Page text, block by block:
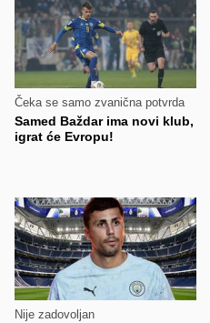
Čeka se samo zvanična potvrda
Samed Baždar ima novi klub,
igrat će Evropu!
Nije zadovoljan